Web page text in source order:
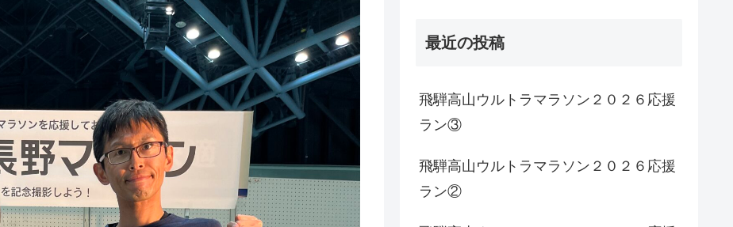
最近の投稿
飛騨高山ウルトラマラソン２０２６応援
ラン③
飛騨高山ウルトラマラソン２０２６応援
ラン②